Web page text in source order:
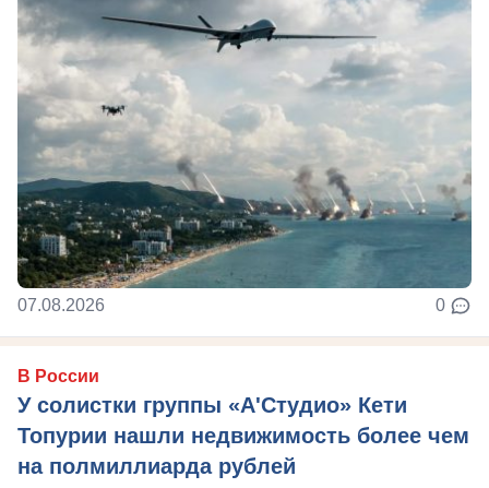
07.08.2026 0
В России
У солистки группы «А'Студио» Кети
Топурии нашли недвижимость более чем
на полмиллиарда рублей